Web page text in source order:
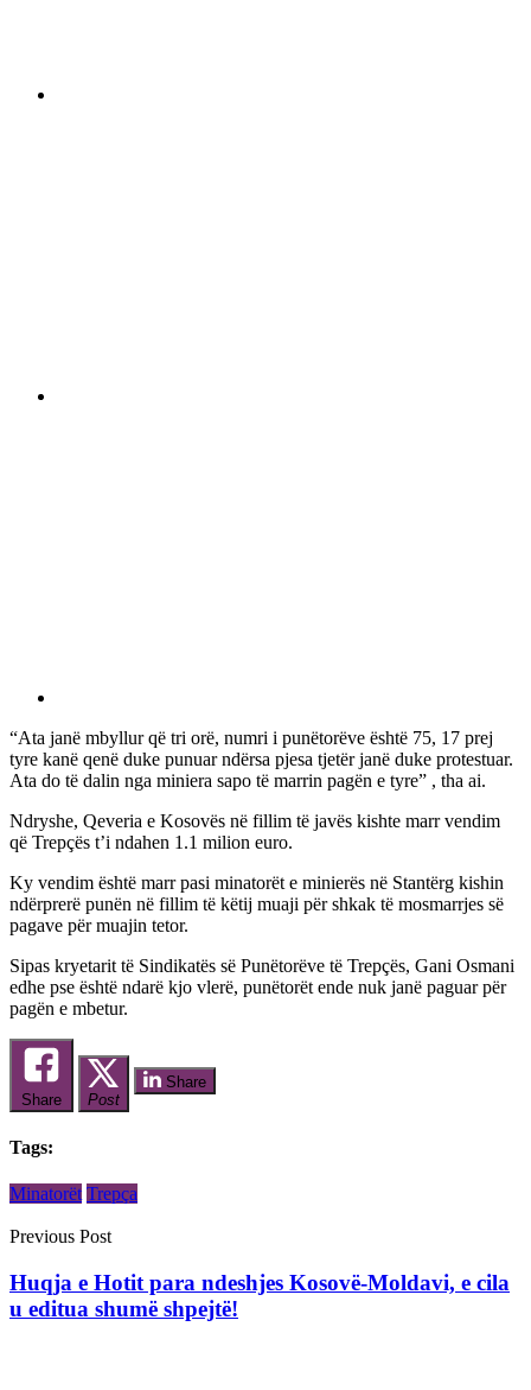
“Ata janë mbyllur që tri orë, numri i punëtorëve është 75, 17 prej
tyre kanë qenë duke punuar ndërsa pjesa tjetër janë duke protestuar.
Ata do të dalin nga miniera sapo të marrin pagën e tyre” , tha ai.
Ndryshe, Qeveria e Kosovës në fillim të javës kishte marr vendim
që Trepçës t’i ndahen 1.1 milion euro.
Ky vendim është marr pasi minatorët e minierës në Stantërg kishin
ndërprerë punën në fillim të këtij muaji për shkak të mosmarrjes së
pagave për muajin tetor.
Sipas kryetarit të Sindikatës së Punëtorëve të Trepçës, Gani Osmani
edhe pse është ndarë kjo vlerë, punëtorët ende nuk janë paguar për
pagën e mbetur.
Share Post
Share
Tags:
Minatorët Trepça
Previous Post
Huqja e Hotit para ndeshjes Kosovë-Moldavi, e cila
u editua shumë shpejtë!